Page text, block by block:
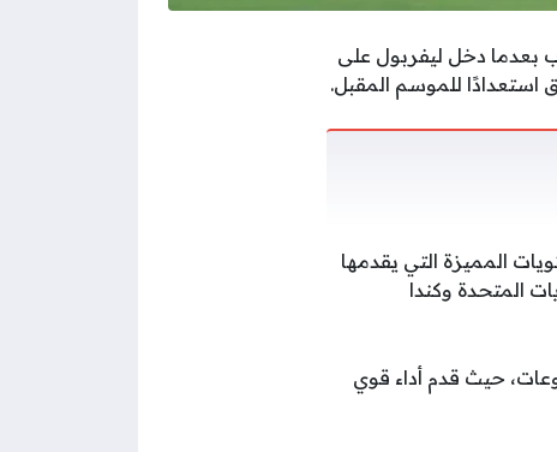
بعدما دخل ليفربول على
استعدادًا للموسم المقبل.
المميزة التي يقدمها
المقامة حاليا في الولايات المتحدة وكندا
حيث قدم أداء قوي